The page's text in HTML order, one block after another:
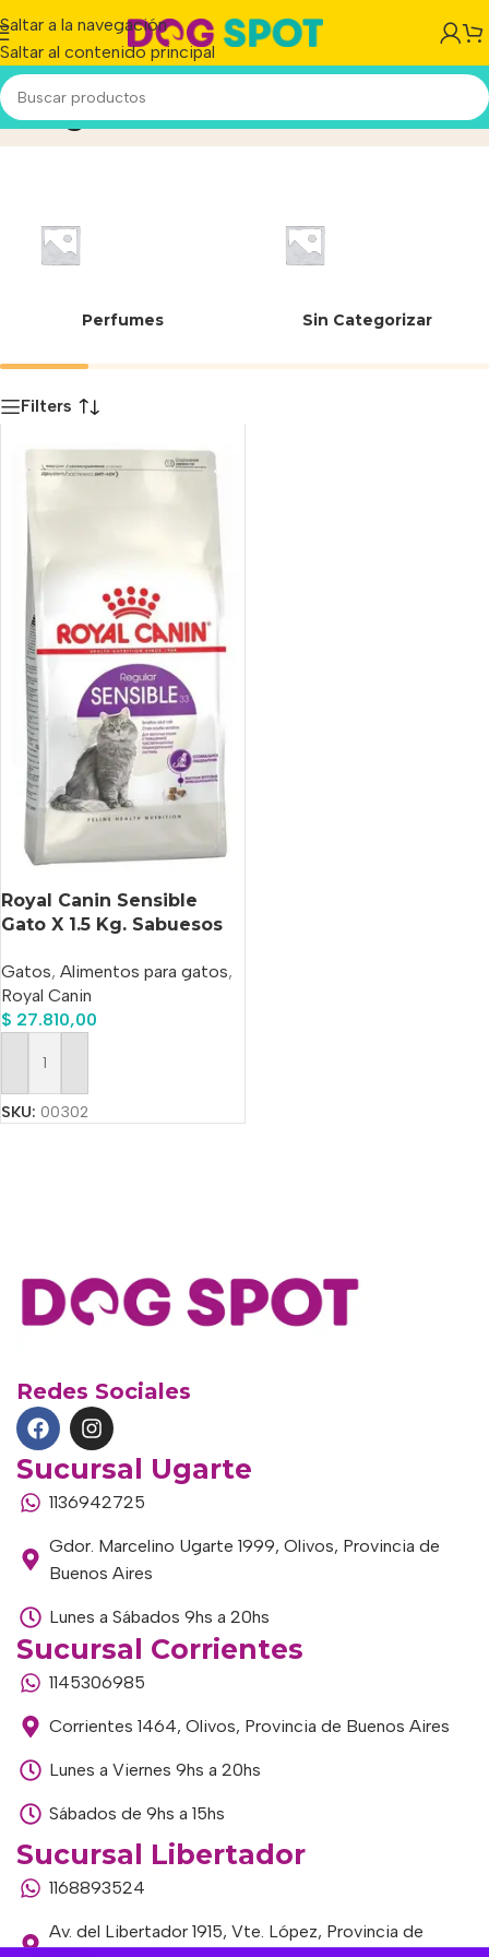
Saltar a la navegación
Saltar al contenido principal
44 gInicio/Producto
Perfumes Sin Categorizar
Filters
Royal Canin Sensible
Gato X 1.5 Kg. Sabuesos
Gatos, Alimentos para gatos,
Royal Canin
$ 27.810,00
Añadir Al Carrito
SKU: 00302
Redes Sociales
Sucursal Ugarte
1136942725
Gdor. Marcelino Ugarte 1999, Olivos, Provincia de
Buenos Aires
Lunes a Sábados 9hs a 20hs
Sucursal Corrientes
1145306985
Corrientes 1464, Olivos, Provincia de Buenos Aires
Lunes a Viernes 9hs a 20hs
Sábados de 9hs a 15hs
Sucursal Libertador
1168893524
Av. del Libertador 1915, Vte. López, Provincia de